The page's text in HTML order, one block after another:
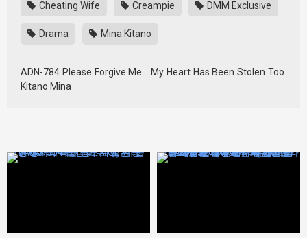
Cheating Wife Creampie DMM Exclusive
Drama Mina Kitano
ADN-784 Please Forgive Me… My Heart Has Been Stolen Too.
Kitano Mina
427464 427436